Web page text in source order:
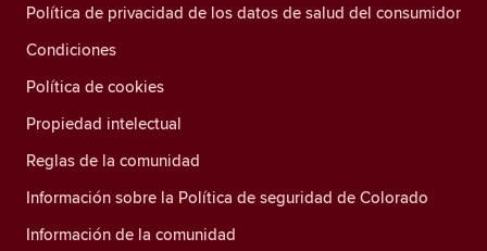
Política de privacidad de los datos de salud del consumidor
Condiciones
Política de cookies
Propiedad intelectual
Reglas de la comunidad
Información sobre la Política de seguridad de Colorado
Información de la comunidad